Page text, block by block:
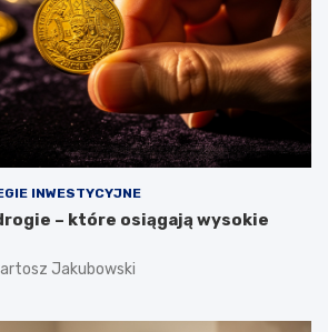
INWESTYCYJNE
– które osiągają wysokie
Jakubowski